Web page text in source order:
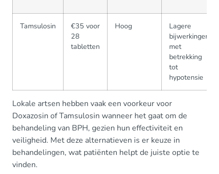
Tamsulosin
€35 voor
28
tabletten
Hoog
Lagere
bijwerkingen
met
betrekking
tot
hypotensie
Lokale artsen hebben vaak een voorkeur voor
Doxazosin of Tamsulosin wanneer het gaat om de
behandeling van BPH, gezien hun effectiviteit en
veiligheid. Met deze alternatieven is er keuze in
behandelingen, wat patiënten helpt de juiste optie te
vinden.